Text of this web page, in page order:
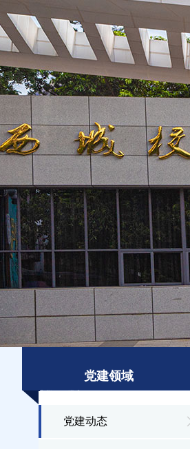
党建领域
党建动态